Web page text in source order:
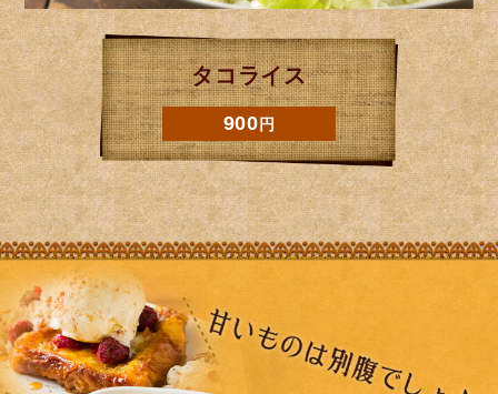
タコライス
900 円
ナシゴレン
1,000円
ロコモコ
900 円